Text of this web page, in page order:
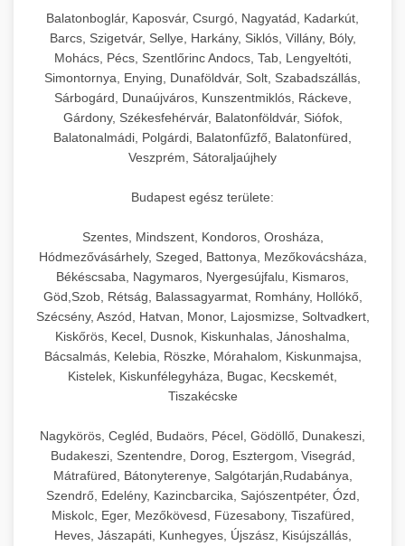
chef-iparikonyhagepek.hu
kereskedelmi sütősütő
Professzionális hűtőegységek és hűtőkamrák
kereskedelmi konyhák számára.
Energiahatékony hűtési megoldások nagy
kapacitással.
chef-iparikonyhagepek.hu
kereskedelmi hűtőegység
💧 26. Ipari Mosogatógép +
Kereskedelmi mosogatóberendezések nagy
forgalmú éttermi műveletekhez. Gyors tisztítási
ciklusok fertőtlenítési képességekkel.
kereskedelmi mosogatógép
🧀 27. Ipari Sajtreszelő Gép +
Ipari sajtreszelők és aprítógépek kereskedelmi
méretek különböző alkalmazásokhoz.
chef-iparikonyhagepek.hu
kereskedelmi sajtreszelő
🍳 28. Nagykonyhai
Teljes körű nagykonyhai berendezések és
professzionális vendéglátóipari kellékek.
Minden, ami szükséges éttermi és catering
műveletekhez.
chef-iparikonyhagepek.hu
kereskedelmi konyhai megoldások
Balatonboglár, Kaposvár, Csurgó, Nagyatád, Kadarkút,
Barcs, Szigetvár, Sellye, Harkány, Siklós, Villány, Bóly,
Mohács, Pécs, Szentlőrinc Andocs, Tab, Lengyeltóti,
Simontornya, Enying, Dunaföldvár, Solt, Szabadszállás,
Sárbogárd, Dunaújváros, Kunszentmiklós, Ráckeve,
Gárdony, Székesfehérvár, Balatonföldvár, Siófok,
Balatonalmádi, Polgárdi, Balatonfűzfő, Balatonfüred,
Veszprém, Sátoraljaújhely
Budapest egész területe:
Szentes, Mindszent, Kondoros, Orosháza,
Hódmezővásárhely, Szeged, Battonya, Mezőkovácsháza,
Békéscsaba, Nagymaros, Nyergesújfalu, Kismaros,
Göd,Szob, Rétság, Balassagyarmat, Romhány, Hollókő,
Szécsény, Aszód, Hatvan, Monor, Lajosmizse, Soltvadkert,
Kiskőrös, Kecel, Dusnok, Kiskunhalas, Jánoshalma,
Bácsalmás, Kelebia, Röszke, Mórahalom, Kiskunmajsa,
Kistelek, Kiskunfélegyháza, Bugac, Kecskemét,
Tiszakécske
Nagykörös, Cegléd, Budaörs, Pécel, Gödöllő, Dunakeszi,
Budakeszi, Szentendre, Dorog, Esztergom, Visegrád,
Mátrafüred, Bátonyterenye, Salgótarján,Rudabánya,
Szendrő, Edelény, Kazincbarcika, Sajószentpéter, Ózd,
Miskolc, Eger, Mezőkövesd, Füzesabony, Tiszafüred,
Heves, Jászapáti, Kunhegyes, Újszász, Kisújszállás,